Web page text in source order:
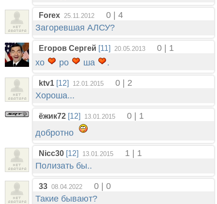
Forex 25.11.2012
0 | 4
Загоревшая АЛСУ?
Егоров Сергей [11] 20.05.2013
0 | 1
хо
ро ша .
ktv1 [12] 12.01.2015
0 | 2
Хороша...
ёжик72 [12] 13.01.2015
0 | 1
добротно
Nicc30 [12] 13.01.2015
1 | 1
Полизать бы..
33 08.04.2022
0 | 0
Такие бывают?